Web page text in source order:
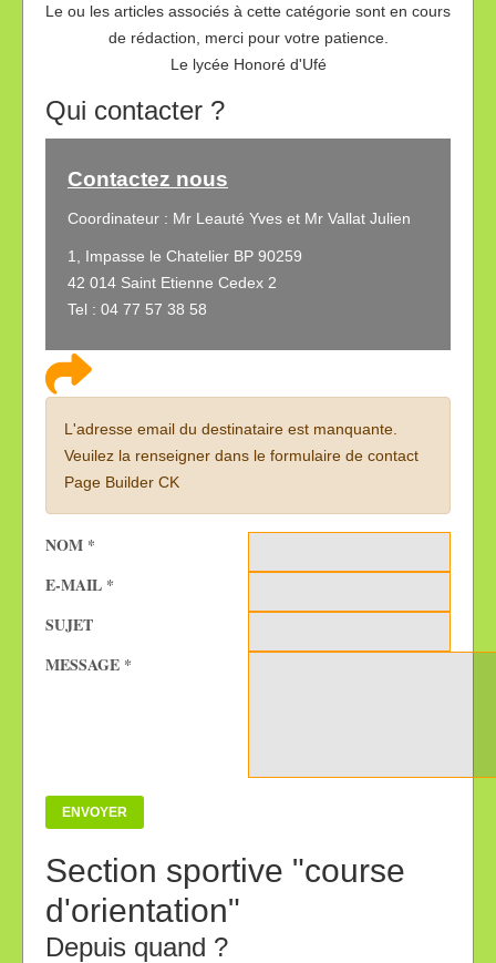
Le ou les articles associés à cette catégorie sont en cours
de rédaction, merci pour votre patience.
Le lycée Honoré d'Ufé
Qui contacter ?
Contactez nous
Coordinateur : Mr Leauté Yves et Mr Vallat Julien
1, Impasse le Chatelier BP 90259
42 014 Saint Etienne Cedex 2
Tel : 04 77 57 38 58
L'adresse email du destinataire est manquante.
Veuilez la renseigner dans le formulaire de contact
Page Builder CK
NOM *
E-MAIL *
SUJET
MESSAGE *
ENVOYER
Section sportive "course
d'orientation"
Depuis quand ?